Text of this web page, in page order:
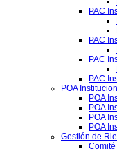
PAC
PAC
PAC
PAC
POA
POA
POA
POA
POA
Gestión de